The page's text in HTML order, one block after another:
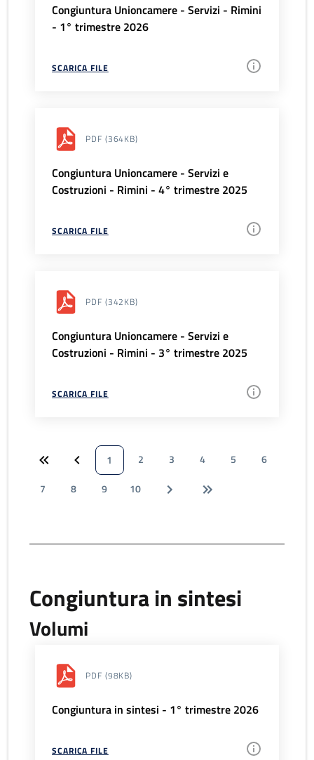
Congiuntura Unioncamere - Servizi - Rimini
- 1° trimestre 2026
SCARICA FILE
PDF (364KB)
Congiuntura Unioncamere - Servizi e
Costruzioni - Rimini - 4° trimestre 2025
SCARICA FILE
PDF (342KB)
Congiuntura Unioncamere - Servizi e
Costruzioni - Rimini - 3° trimestre 2025
SCARICA FILE
1 2 3 4 5
6
7
8 9 10
Congiuntura in sintesi
Volumi
PDF (98KB)
Congiuntura in sintesi - 1° trimestre 2026
SCARICA FILE